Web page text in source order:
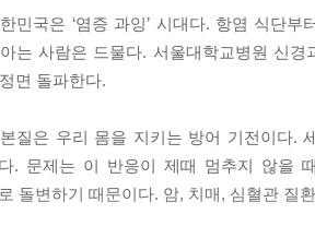
민국은 ‘염증 과잉’ 시대다. 항염 식단
는 사람은 드물다. 서울대학교병원 신
면 돌파한다.
질은 우리 몸을 지키는 방어 기전이다.
다. 문제는 이 반응이 제때 멈추지 않을
돌변하기 때문이다. 암, 치매, 심혈관